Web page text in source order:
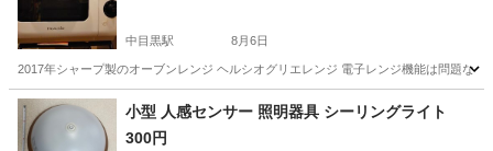
中目黒駅 8月6日
2017年シャープ製のオーブンレンジ ヘルシオグリエレンジ 電子レンジ機能は問題な
東京 目黒区 中目黒駅 キッチン家電
小型 人感センサー 照明器具 シーリングライト
300円